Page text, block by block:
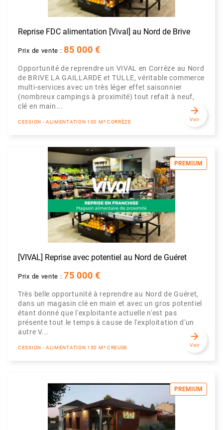
Reprise FDC alimentation [Vival] au Nord de Brive
Prix de vente :85 000 €
Opportunité de reprendre un VIVAL en Corrèze au Nord
de BRIVE LA GAILLARDE et TULLE, véritable commerce
multi-services avec un très léger effet saisonnier
(nombreux campings à proximité) tout refait à neuf,
clé en main...
CESSION - ALIMENTATION 100 M² CORRÈZE
arrow_forward
Voir
PREMIUM
[VIVAL] Reprise avec potentiel au Nord de Guéret
Prix de vente : 75 000 €
Très belle opportunité à reprendre au Nord de Guéret,
dans un magasin clé en main et avec un gros potentiel
étant donné que l'exploitante actuelle n'est pas
présente tout le temps à cause de l'exploitation d'un
autre V...
CESSION - ALIMENTATION 150 M² CREUSE
arrow_forward
Voir
PREMIUM